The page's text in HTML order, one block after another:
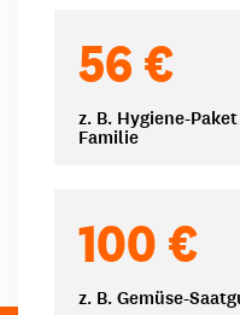
56 €
z. B. Hygiene-
Familie
100 €
z. B. Gemüse-